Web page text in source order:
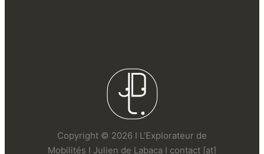
Copyright © 2026 I L’Explorateur de
Mobilités I Julien de Labaca I contact [at]